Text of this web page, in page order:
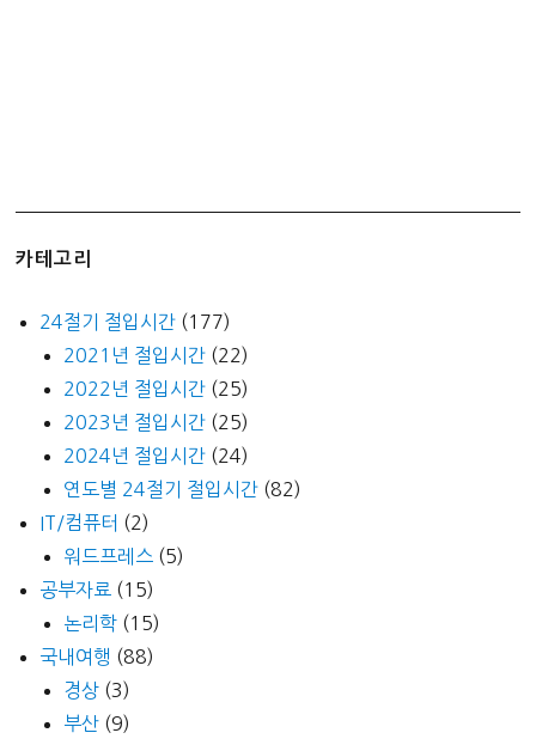
카테고리
24절기 절입시간 (177)
2021년 절입시간 (22)
2022년 절입시간 (25)
2023년 절입시간 (25)
2024년 절입시간 (24)
연도별 24절기 절입시간 (82)
IT/컴퓨터 (2)
워드프레스 (5)
공부자료 (15)
논리학 (15)
국내여행 (88)
경상 (3)
부산 (9)